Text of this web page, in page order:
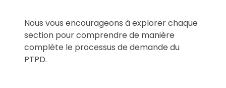
Nous vous encourageons à explorer chaque
section pour comprendre de manière
complète le processus de demande du
PTPD.